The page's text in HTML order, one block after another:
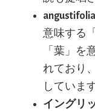
意味する
「葉」を
れており
していま
イングリ